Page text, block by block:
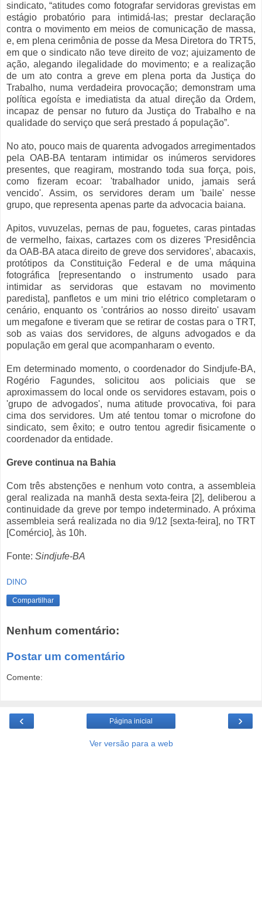
sindicato, “atitudes como fotografar servidoras grevistas em
estágio probatório para intimidá-las; prestar declaração
contra o movimento em meios de comunicação de massa,
e, em plena cerimônia de posse da Mesa Diretora do TRT5,
em que o sindicato não teve direito de voz; ajuizamento de
ação, alegando ilegalidade do movimento; e a realização
de um ato contra a greve em plena porta da Justiça do
Trabalho, numa verdadeira provocação; demonstram uma
política egoísta e imediatista da atual direção da Ordem,
incapaz de pensar no futuro da Justiça do Trabalho e na
qualidade do serviço que será prestado á população”.
No ato, pouco mais de quarenta advogados arregimentados
pela OAB-BA tentaram intimidar os inúmeros servidores
presentes, que reagiram, mostrando toda sua força, pois,
como fizeram ecoar: 'trabalhador unido, jamais será
vencido'. Assim, os servidores deram um 'baile' nesse
grupo, que representa apenas parte da advocacia baiana.
Apitos, vuvuzelas, pernas de pau, foguetes, caras pintadas
de vermelho, faixas, cartazes com os dizeres 'Presidência
da OAB-BA ataca direito de greve dos servidores', abacaxis,
protótipos da Constituição Federal e de uma máquina
fotográfica [representando o instrumento usado para
intimidar as servidoras que estavam no movimento
paredista], panfletos e um mini trio elétrico completaram o
cenário, enquanto os 'contrários ao nosso direito' usavam
um megafone e tiveram que se retirar de costas para o TRT,
sob as vaias dos servidores, de alguns advogados e da
população em geral que acompanharam o evento.
Em determinado momento, o coordenador do Sindjufe-BA,
Rogério Fagundes, solicitou aos policiais que se
aproximassem do local onde os servidores estavam, pois o
'grupo de advogados', numa atitude provocativa, foi para
cima dos servidores. Um até tentou tomar o microfone do
sindicato, sem êxito; e outro tentou agredir fisicamente o
coordenador da entidade.
Greve continua na Bahia
Com três abstenções e nenhum voto contra, a assembleia
geral realizada na manhã desta sexta-feira [2], deliberou a
continuidade da greve por tempo indeterminado. A próxima
assembleia será realizada no dia 9/12 [sexta-feira], no TRT
[Comércio], às 10h.
Fonte: Sindjufe-BA
DINO
Compartilhar
Nenhum comentário:
Postar um comentário
Comente:
‹ ›
Página inicial
Ver versão para a web